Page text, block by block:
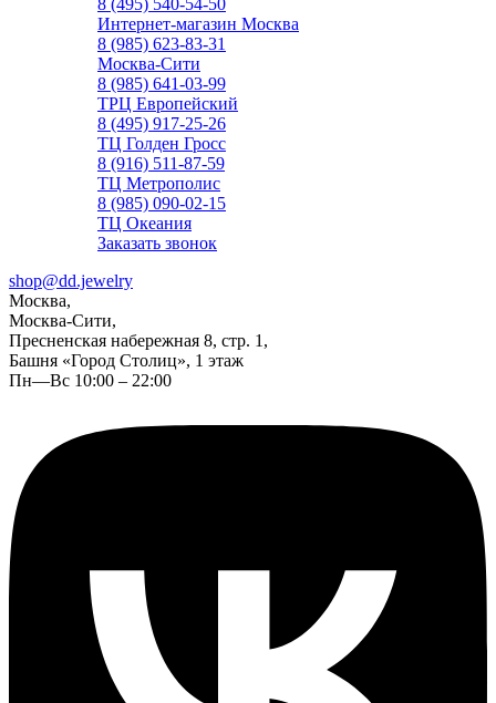
8 (495) 540-54-50
Интернет-магазин Москва
8 (985) 623-83-31
Москва-Сити
8 (985) 641-03-99
ТРЦ Европейский
8 (495) 917-25-26
ТЦ Голден Гросс
8 (916) 511-87-59
ТЦ Метрополис
8 (985) 090-02-15
ТЦ Океания
Заказать звонок
shop@dd.jewelry
Москва,
Москва-Сити,
Пресненская набережная 8, стр. 1,
Башня «Город Столиц», 1 этаж
Пн—Вс 10:00 – 22:00